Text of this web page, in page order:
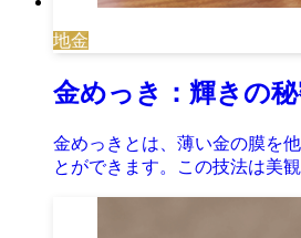
地金
金めっき：輝きの
金めっきとは、薄い金の膜を
とができます。この技法は美